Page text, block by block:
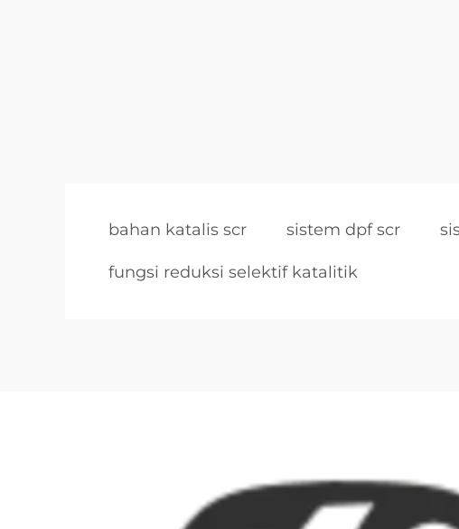
bahan katalis scr sistem dpf scr
fungsi reduksi selektif katalitik